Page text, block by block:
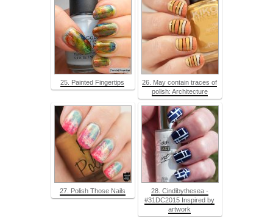
25. Painted Fingertips
26. May contain traces of
polish: Architecture
27. Polish Those Nails
28. Cindibythesea -
#31DC2015 Inspired by
artwork